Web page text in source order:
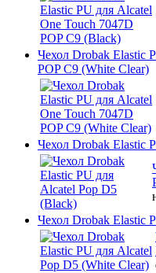
Чехол Drobak Elastic
POP C9 (White Clear)
Чехол Drobak Elastic
Чехол Drobak Elastic